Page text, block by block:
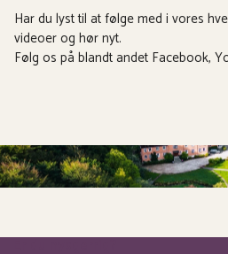
Har du lyst til at følge med i vores
videoer og hør nyt.
Følg os på blandt andet Facebook,